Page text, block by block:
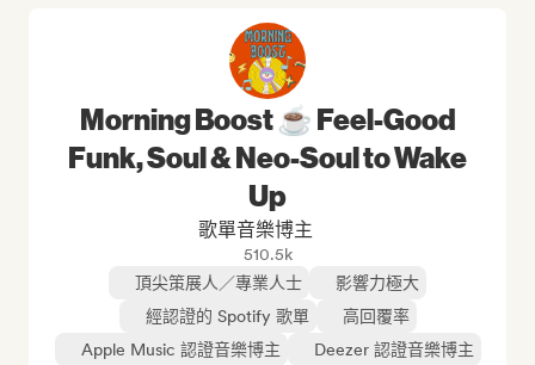
Morning Boost ☕ Feel-Good
Funk, Soul & Neo-Soul to Wake
Up
歌單音樂博主
510.5k
頂尖策展人／專業人士
影響力極大
經認證的 Spotify 歌單
高回覆率
Apple Music 認證音樂博主
Deezer 認證音樂博主